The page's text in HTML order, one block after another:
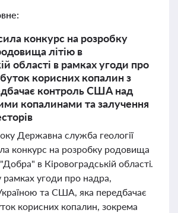
конкурс на розробку
літію в
області в рамках угоди про
корисних копалин з
контроль США над
копалинами та залучення
Державна служба геології
конкурс на розробку родовища
в Кіровоградській області.
угоди про надра,
та США, яка передбачає
корисних копалин, зокрема